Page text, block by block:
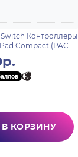
Контроллеры
Compact (PAC-
консоли Switch
В КОРЗИНУ